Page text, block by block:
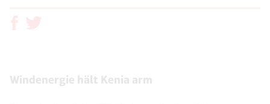
Windenergie hält Kenia arm